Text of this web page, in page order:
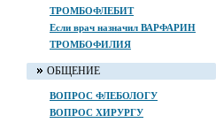
ТРОМБОФЛЕБИТ
Если врач назначил ВАРФАРИН
ТРОМБОФИЛИЯ
ОБЩЕНИЕ
ВОПРОС ФЛЕБОЛОГУ
ВОПРОС ХИРУРГУ